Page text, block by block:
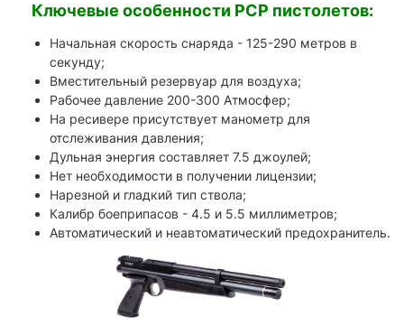
Ключевые особенности PCP пистолетов:
Начальная скорость снаряда - 125-290 метров в
секунду;
Вместительный резервуар для воздуха;
Рабочее давление 200-300 Атмосфер;
На ресивере присутствует манометр для
отслеживания давления;
Дульная энергия составляет 7.5 джоулей;
Нет необходимости в получении лицензии;
Нарезной и гладкий тип ствола;
Калибр боеприпасов - 4.5 и 5.5 миллиметров;
Автоматический и неавтоматический предохранитель.